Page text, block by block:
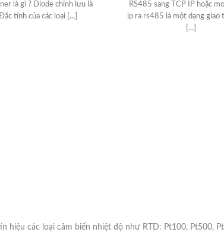
là gì ? Diode chỉnh lưu là
tính của các loại [...]
RS485 sang TCP IP hoặc
ip ra rs485 là một dạng giao
[...]
hiệu các loại cảm biến nhiệt độ như RTD: Pt100, Pt500,